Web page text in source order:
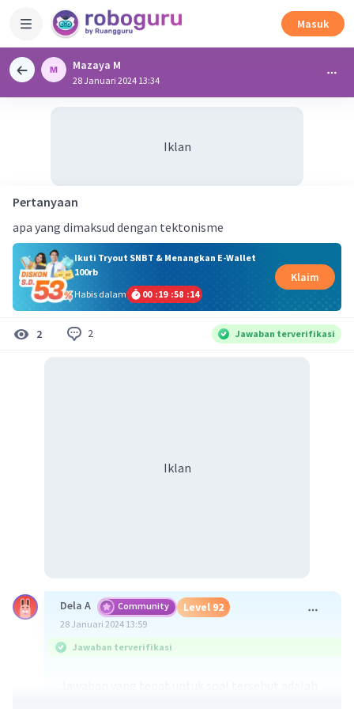
Masuk
Mazaya M
28 Januari 2024 13:34
Iklan
Pertanyaan
apa yang dimaksud dengan tektonisme
Ikuti Tryout SNBT & Menangkan E-Wallet
100rb
Habis dalam
00 :19 :58 :14
Klaim
2 2 Jawaban terverifikasi
Iklan
Dela A Community Level 92
28 Januari 2024 13:59
Jawaban terverifikasi